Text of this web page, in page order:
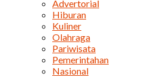
Advertorial
Hiburan
Kuliner
Olahraga
Pariwisata
Pemerintahan
Nasional